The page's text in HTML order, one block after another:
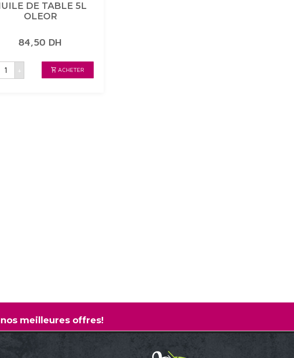
DE TABLE 5L
OLEOR
84,50 DH
+ ACHETER
meilleures offres!